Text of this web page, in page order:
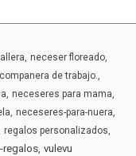
neceser floreado
de trabajo.
neceseres para mama
neceseres-para-nuera
regalos personalizados
regalos vulevu